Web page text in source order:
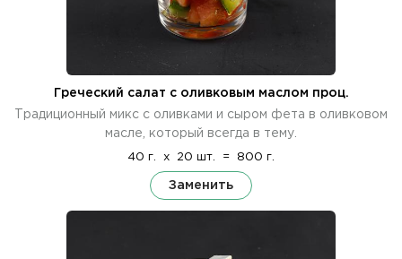
Греческий салат с оливковым маслом проц.
Традиционный микс с оливками и сыром фета в оливковом
масле, который всегда в тему.
40 г. x 20 шт. = 800 г.
Заменить